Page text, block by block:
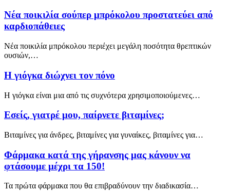
Νέα ποικιλία σούπερ μπρόκολου προστατεύει από
καρδιοπάθειες
Νέα ποικιλία μπρόκολου περιέχει μεγάλη ποσότητα θρεπτικών
ουσιών,…
Η γιόγκα διώχνει τον πόνο
Η γιόγκα είναι μια από τις συχνότερα χρησιμοποιούμενες…
Εσείς, γιατρέ μου, παίρνετε βιταμίνες;
Βιταμίνες για άνδρες, βιταμίνες για γυναίκες, βιταμίνες για…
Φάρμακα κατά της γήρανσης μας κάνουν να
φτάσουμε μέχρι τα 150!
Τα πρώτα φάρμακα που θα επιβραδύνουν την διαδικασία…